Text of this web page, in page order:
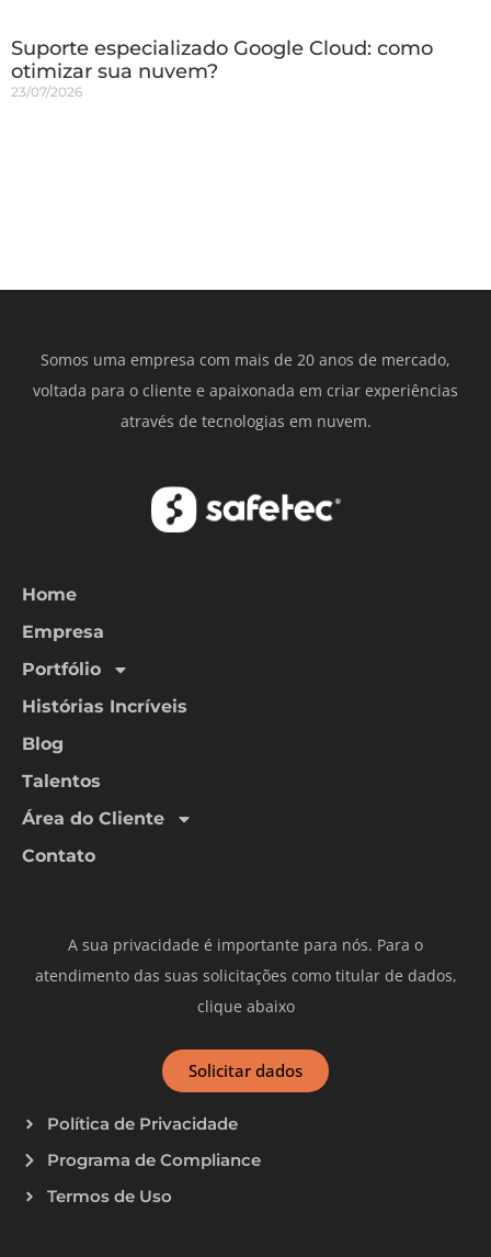
Suporte especializado Google Cloud: como
otimizar sua nuvem?
23/07/2026
Somos uma empresa com mais de 20 anos de mercado,
voltada para o cliente e apaixonada em criar experiências
através de tecnologias em nuvem.
Home
Empresa
Portfólio
Histórias Incríveis
Blog
Talentos
Área do Cliente
Contato
A sua privacidade é importante para nós. Para o
atendimento das suas solicitações como titular de dados,
clique abaixo
Solicitar dados
Política de Privacidade
Programa de Compliance
Termos de Uso